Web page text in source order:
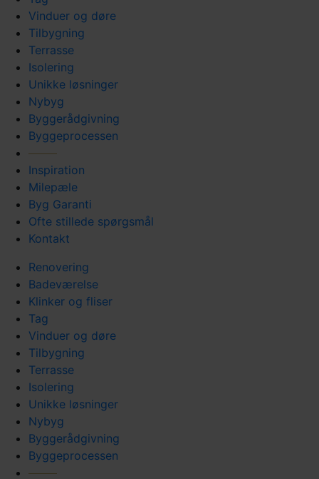
Vinduer og døre
Tilbygning
Terrasse
Isolering
Unikke løsninger
Nybyg
Byggerådgivning
Byggeprocessen
Inspiration
Milepæle
Byg Garanti
Ofte stillede spørgsmål
Kontakt
Renovering
Badeværelse
Klinker og fliser
Tag
Vinduer og døre
Tilbygning
Terrasse
Isolering
Unikke løsninger
Nybyg
Byggerådgivning
Byggeprocessen